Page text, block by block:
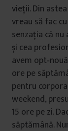
vieții. Din
vreau să fac
senzația că
și cea
avem
ore pe
pentru
weekend,
15 ore pe zi.
săptămână.